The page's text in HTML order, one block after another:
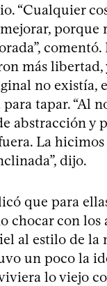
“Cualquier
porque
más libertad,
no existía,
tapar. “Al
abstracción y
La
dijo.
que para
chocar con los
al estilo de la
un poco la
lo viejo